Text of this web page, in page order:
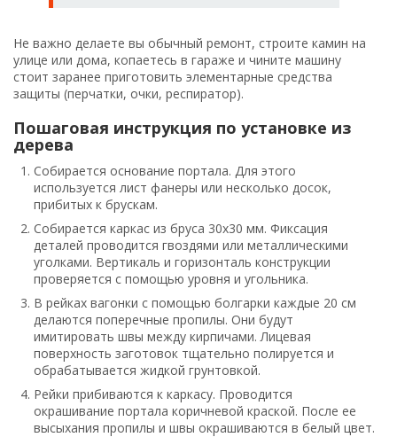
Не важно делаете вы обычный ремонт, строите камин на
улице или дома, копаетесь в гараже и чините машину
стоит заранее приготовить элементарные средства
защиты (перчатки, очки, респиратор).
Пошаговая инструкция по установке из
дерева
Собирается основание портала. Для этого
используется лист фанеры или несколько досок,
прибитых к брускам.
Собирается каркас из бруса 30х30 мм. Фиксация
деталей проводится гвоздями или металлическими
уголками. Вертикаль и горизонталь конструкции
проверяется с помощью уровня и угольника.
В рейках вагонки с помощью болгарки каждые 20 см
делаются поперечные пропилы. Они будут
имитировать швы между кирпичами. Лицевая
поверхность заготовок тщательно полируется и
обрабатывается жидкой грунтовкой.
Рейки прибиваются к каркасу. Проводится
окрашивание портала коричневой краской. После ее
высыхания пропилы и швы окрашиваются в белый цвет.